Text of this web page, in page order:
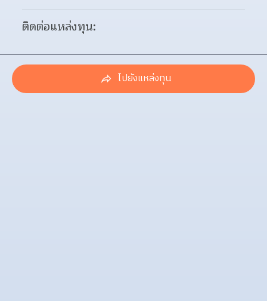
ติดต่อแหล่งทุน:
ไปยังแหล่งทุน